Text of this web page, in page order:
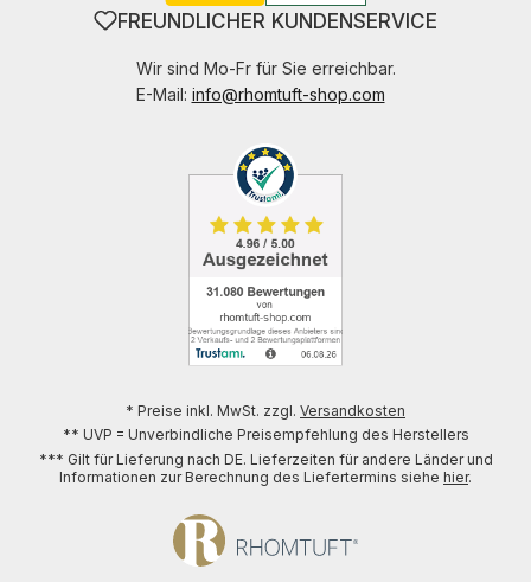
FREUNDLICHER KUNDENSERVICE
Wir sind Mo-Fr für Sie erreichbar.
E-Mail: info@rhomtuft-shop.com
* Preise inkl. MwSt. zzgl. Versandkosten
** UVP = Unverbindliche Preisempfehlung des Herstellers
*** Gilt für Lieferung nach DE. Lieferzeiten für andere Länder und
Informationen zur Berechnung des Liefertermins siehe hier.